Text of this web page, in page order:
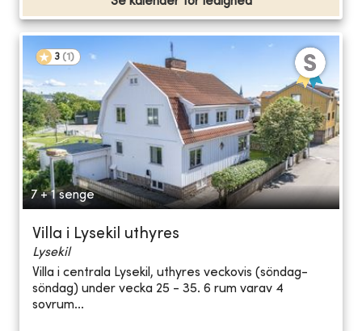
3 (1 )
7 + 1 senge
Villa i Lysekil uthyres
Lysekil
Villa i centrala Lysekil, uthyres veckovis (söndag-
söndag) under vecka 25 - 35. 6 rum varav 4
sovrum...